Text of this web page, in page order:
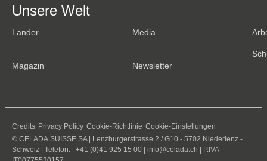
Unsere Welt
Länder
Magazin
Media
Newsletter
Credits Privacy Policy Cookie-Richtlinie Cookie-Einstellungen
© CELADA SUISSE SA | Lenzburgerstrasse 2 / G10 - 5702 Niederlenz -
Schweiz | Telefon: +41 (0)41 925 15 00 | info@celada.ch | P.IVA